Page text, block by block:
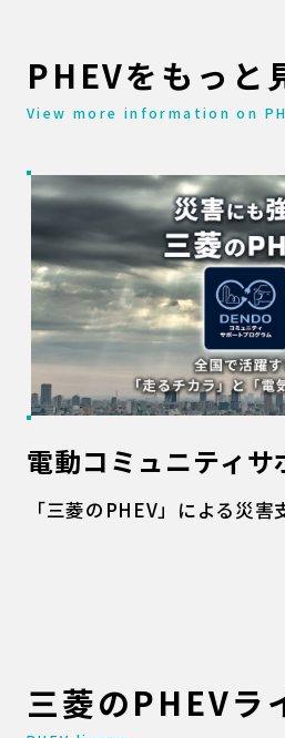
PHEVをもっと
View more information on
電動コミュニティサ
「三菱のPHEV」による災害
三菱のPHEVラ